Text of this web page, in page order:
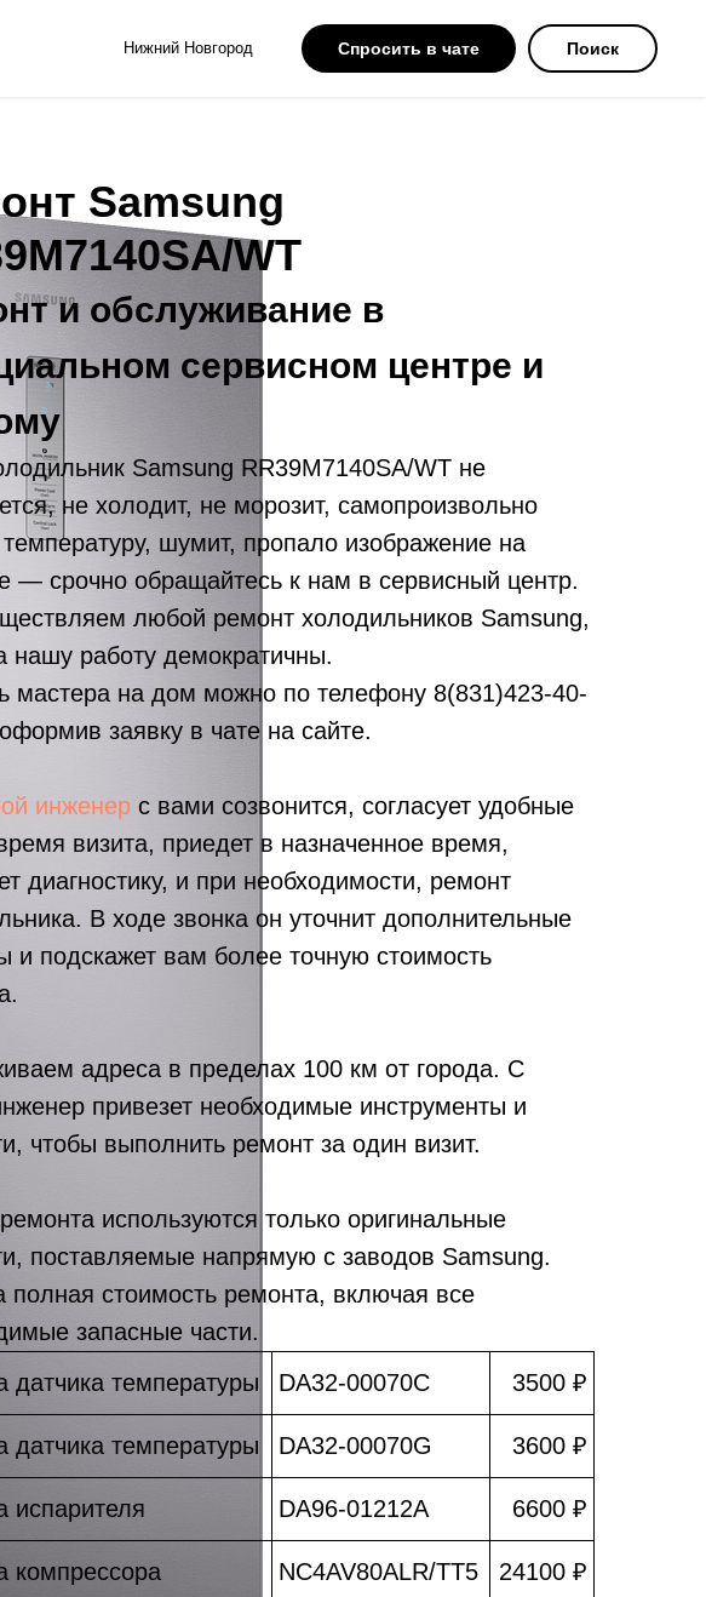
Нижний Новгород Спросить в чате Поиск
Samsung
WT
и обслуживание в
сервисном центре и
Samsung RR39M7140SA/WT не
не холодит, не морозит, самопроизвольно
шумит, пропало изображение на
— срочно обращайтесь к нам в сервисный центр.
любой ремонт холодильников Samsung,
нашу работу демократичны.
мастера на дом можно по телефону 8(831)423-40-
заявку в чате на сайте.
инженер с вами созвонится, согласует удобные
визита, приедет в назначенное время,
диагностику, и при необходимости, ремонт
В ходе звонка он уточнит дополнительные
и подскажет вам более точную стоимость
адреса в пределах 100 км от города. С
привезет необходимые инструменты и
чтобы выполнить ремонт за один визит.
используются только оригинальные
поставляемые напрямую с заводов Samsung.
полная стоимость ремонта, включая все
запасные части.
датчика температуры
DA32-00070C 3500 ₽
датчика температуры DA32-00070G 3600 ₽
испарителя DA96-01212A 6600 ₽
компрессора NC4AV80ALR/TT5 24100 ₽